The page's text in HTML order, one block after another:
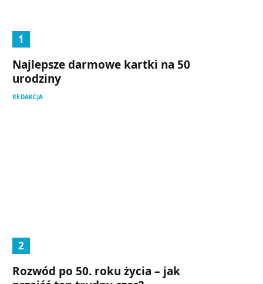
Najlepsze darmowe kartki na 50
urodziny
REDAKCJA
Rozwód po 50. roku życia – jak